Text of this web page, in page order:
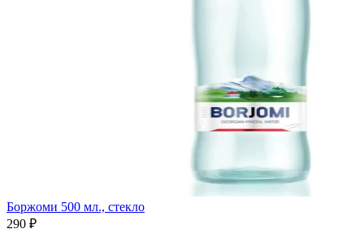
Боржоми 500 мл., стекло
290 ₽